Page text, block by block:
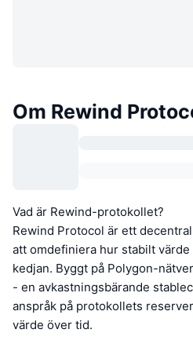
Om Rewind
Vad är Rewind-protokollet?
Rewind Protocol är ett
att omdefiniera hur stabilt värde
kedjan. Byggt på Polygon-
- en avkastningsbärande
anspråk på protokollets
värde över tid.